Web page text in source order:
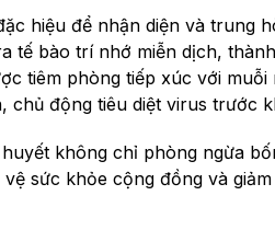
hiệu để nhận diện và trung
tế bào trí nhớ miễn dịch,
tiêm phòng tiếp xúc với muỗi
chủ động tiêu diệt virus trước
không chỉ phòng ngừa
sức khỏe cộng đồng và